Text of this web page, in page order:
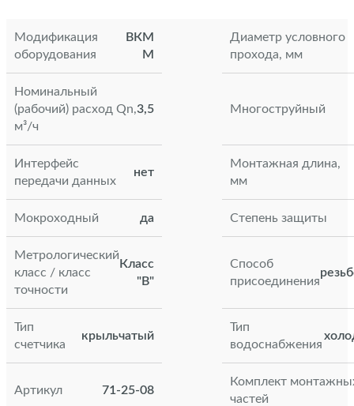
Модификация
оборудования
ВКМ
М
Диаметр условного
прохода, мм
Номинальный
(рабочий) расход Qn,
м³/ч
3,5 Многоструйный
Интерфейс
передачи данных
нет
Монтажная длина,
мм
Мокроходный да Степень защиты
Метрологический
класс / класс
точности
Класс
"В"
Способ
присоединения
Тип
счетчика
крыльчатый
Тип
водоснабжения
Артикул 71-25-08
Комплект
частей